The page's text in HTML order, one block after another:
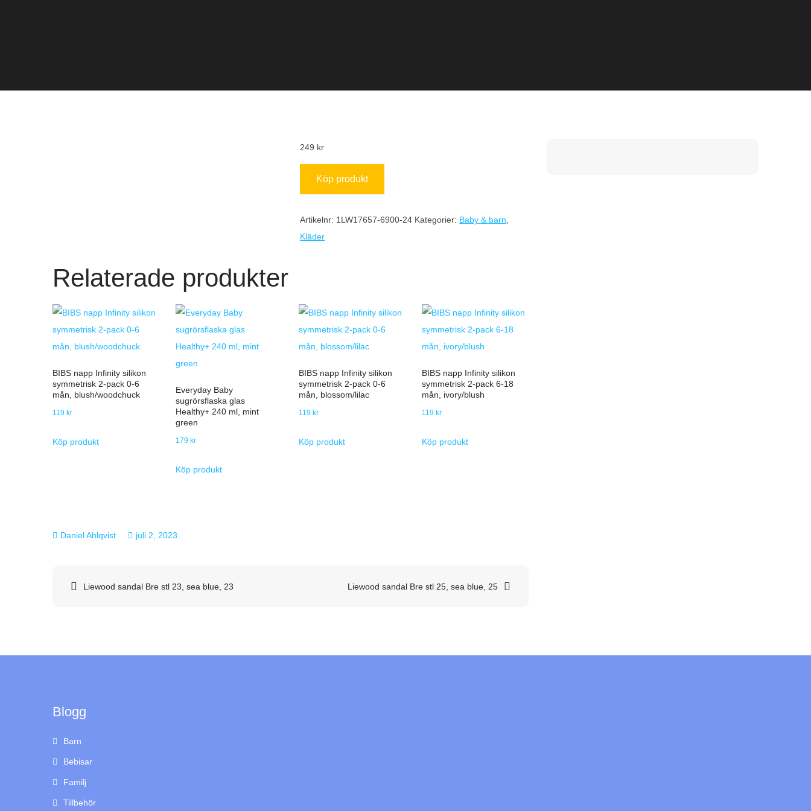
249 kr
Köp produkt
Artikelnr: 1LW17657-6900-24 Kategorier: Baby & barn
Kläder
Relaterade produkter
BIBS napp Infinity silikon
symmetrisk 2-pack 0-6
mån, blush/woodchuck
119 kr
Köp produkt
Everyday Baby
sugrörsflaska glas
Healthy+ 240 ml, mint
green
179 kr
Köp produkt
BIBS napp Infinity silikon
symmetrisk 2-pack 0-6
mån, blossom/lilac
119 kr
Köp produkt
BIBS napp Infinity silikon
symmetrisk 2-pack 6-18
mån, ivory/blush
119 kr
Köp produkt
juli 2, 2023
Inläggsnavigering
Liewood sandal Bre stl 23, sea blue, 23 Liewood sandal Bre stl 25, sea blue, 25
Blogg
Barn
Bebisar
Familj
Tillbehör